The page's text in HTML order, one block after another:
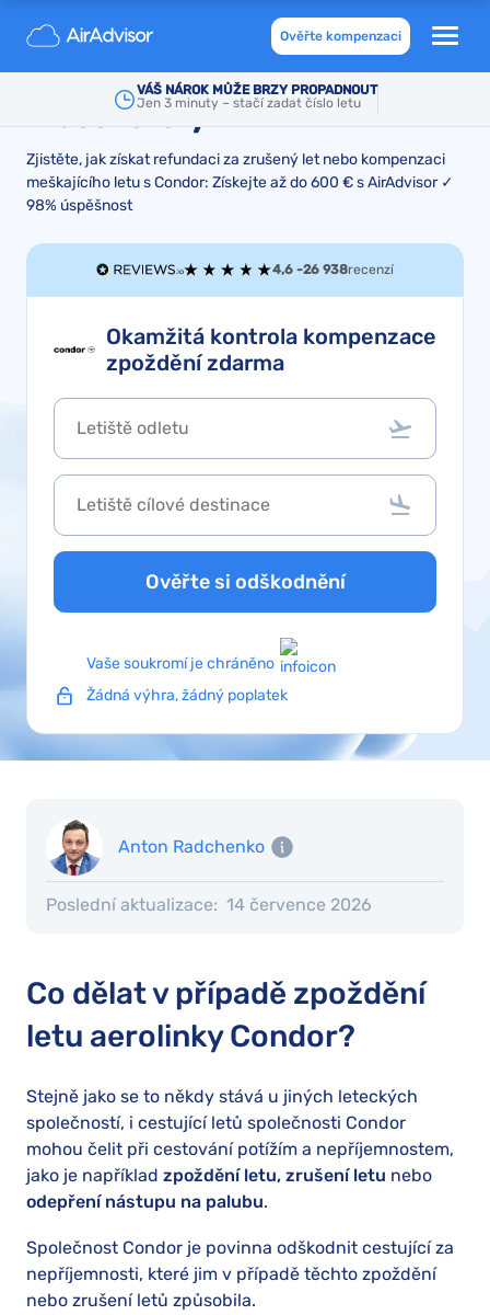
Ověřte kompenzaci
VÁŠ NÁROK MŮŽE BRZY PROPADNOUT
Jen 3 minuty – stačí zadat číslo letu
Kompenzace a refundace za
Condor zmeškané nebo
zrušené lety
Zjistěte, jak získat refundaci za zrušený let nebo kompenzaci
meškajícího letu s Condor: Získejte až do 600 € s AirAdvisor ✓
98% úspěšnost
4,6 -26 938recenzí
Okamžitá kontrola kompenzace
zpoždění zdarma
Ověřte si odškodnění
Vaše soukromí je chráněno
Žádná výhra, žádný poplatek
Anton Radchenko
Poslední aktualizace: 14 července 2026
Co dělat v případě zpoždění
letu aerolinky Condor?
Stejně jako se to někdy stává u jiných leteckých
společností, i cestující letů společnosti Condor
mohou čelit při cestování potížím a nepříjemnostem,
jako je například zpoždění letu, zrušení letu nebo
odepření nástupu na palubu.
Společnost Condor je povinna odškodnit cestující za
nepříjemnosti, které jim v případě těchto zpoždění
nebo zrušení letů způsobila.